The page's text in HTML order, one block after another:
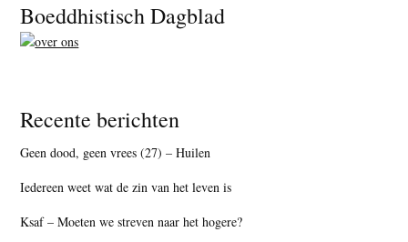
Footer
Boeddhistisch Dagblad
Recente berichten
Geen dood, geen vrees (27) – Huilen
Iedereen weet wat de zin van het leven is
Ksaf – Moeten we streven naar het hogere?